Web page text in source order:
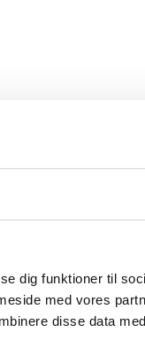
dig funktioner til
med vores
disse data